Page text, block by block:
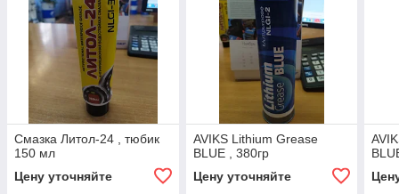
Смазка Литол-24 , тюбик
150 мл
Цену уточняйте
AVIKS Lithium Grease
BLUE , 380гр
Цену уточняйте